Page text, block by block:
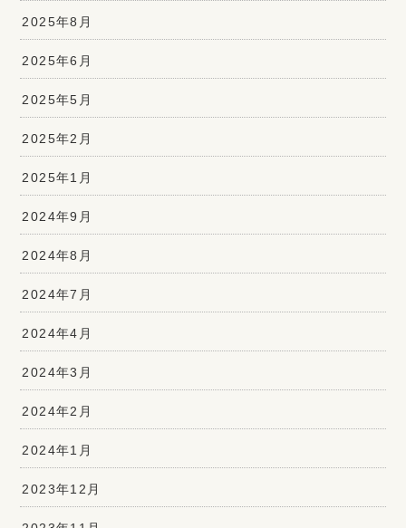
2025年8月
2025年6月
2025年5月
2025年2月
2025年1月
2024年9月
2024年8月
2024年7月
2024年4月
2024年3月
2024年2月
2024年1月
2023年12月